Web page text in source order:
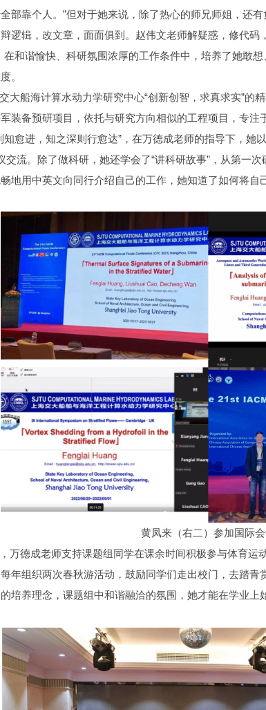
部靠个人。”但对于她来说，除了热心的师兄师姐，还
逻辑，改文章，面面俱到。赵伟文老师解疑惑，修代码
在和谐愉快、科研氛围浓厚的工作条件中，培养了她敢
。
船海计算水动力学研究中心“创新创智，求真求实”的
装备预研项目，依托与研究方向相似的工程项目，专
知愈进，知之深则行愈达”，在万德成老师的指导下，她
交流。除了做科研，她还学会了“讲科研故事”，从第一
地用中英文向同行介绍自己的工作，她知道了如何将
黄凤来（右二）参加国际
德成老师支持课题组同学在课余时间积极参与体育运
年组织两次春秋游活动，鼓励同学们走出校门，去踏
培养理念，课题组中和谐融洽的氛围，她才能在学业